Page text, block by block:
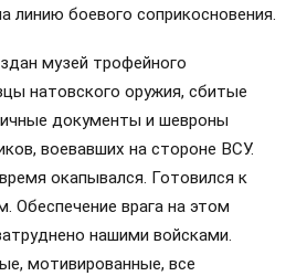
линию боевого соприкосновения.
музей трофейного
натовского оружия, сбитые
документы и шевроны
воевавших на стороне ВСУ.
окапывался. Готовился к
Обеспечение врага на этом
нашими войсками.
мотивированные, все